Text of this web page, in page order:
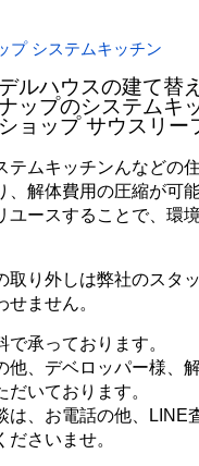
プ システムキッチン
ルハウスの建て替
ップのシステムキ
ョップ サウスリー
テムキッチンんなどの
、解体費用の圧縮が可能
ユースすることで、環
取り外しは弊社のスタッ
ません。
承っております。
他、デベロッパー様、
いております。
は、お電話の他、LINE
ださいませ。